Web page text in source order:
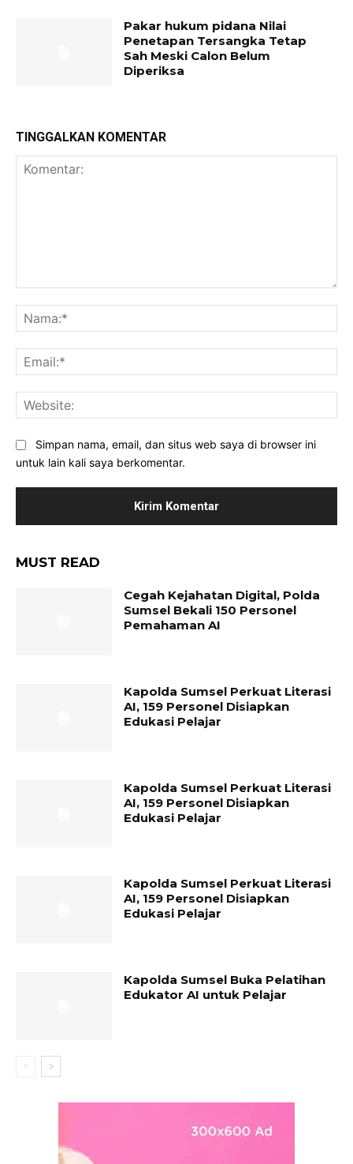
Pakar hukum pidana Nilai
Penetapan Tersangka Tetap
Sah Meski Calon Belum
Diperiksa
TINGGALKAN KOMENTAR
Simpan nama, email, dan situs web saya di browser ini
untuk lain kali saya berkomentar.
MUST READ
Cegah Kejahatan Digital, Polda
Sumsel Bekali 150 Personel
Pemahaman AI
Kapolda Sumsel Perkuat Literasi
AI, 159 Personel Disiapkan
Edukasi Pelajar
Kapolda Sumsel Perkuat Literasi
AI, 159 Personel Disiapkan
Edukasi Pelajar
Kapolda Sumsel Perkuat Literasi
AI, 159 Personel Disiapkan
Edukasi Pelajar
Kapolda Sumsel Buka Pelatihan
Edukator AI untuk Pelajar